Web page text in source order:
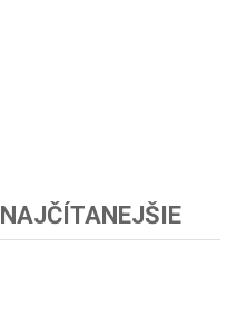
NAJČÍTANEJŠIE